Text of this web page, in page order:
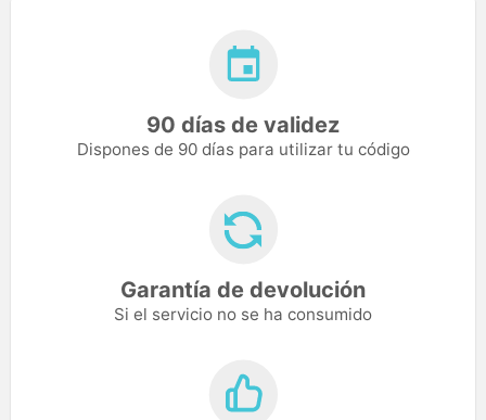
90 días de validez
Dispones de 90 días para utilizar tu código
Garantía de devolución
Si el servicio no se ha consumido